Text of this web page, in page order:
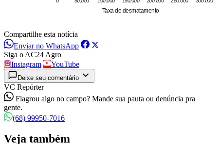
Compartilhe esta notícia
Enviar no WhatsApp
Siga o AC24 Agro
Instagram
YouTube
Deixe seu comentário
VC Repórter
Flagrou algo no campo? Mande sua pauta ou denúncia pra
gente.
(68) 99950-7016
Veja também